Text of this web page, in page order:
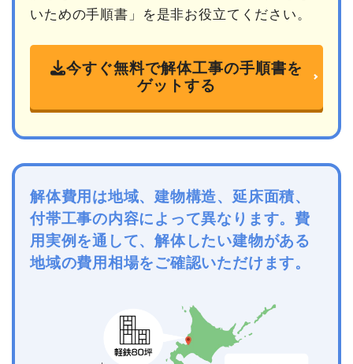
いための手順書」を是非お役立てください。
今すぐ無料で解体工事の手順書を
ゲットする
解体費用は地域、建物構造、延床面積、
付帯工事の内容によって異なります。費
用実例を通して、解体したい建物がある
地域の費用相場をご確認いただけます。